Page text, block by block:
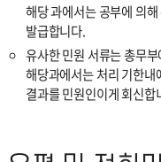
해당 과에서는 공부에 의
발급합니다.
유사한 민원 서류는 총무
해당과에서는 처리 기한내
결과를 민원인이게 회신합